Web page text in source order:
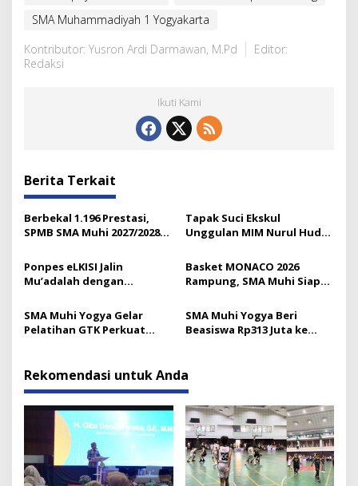
SMA Muhammadiyah 1 Yogyakarta
Kontributor: Yusron Ardi Darmawan, M.Pd
Editor:
Redaksi
Ikuti Kami
Berita Terkait
Berbekal 1.196 Prestasi,
SPMB SMA Muhi 2027/2028
Tapak Suci Ekskul
Unggulan MIM Nurul Huda
Ponpes eLKISI Jalin
Mu’adalah dengan
Basket MONACO 2026
Rampung, SMA Muhi Siap
SMA Muhi Yogya Gelar
Pelatihan GTK Perkuat
SMA Muhi Yogya Beri
Beasiswa Rp313 Juta ke
Rekomendasi untuk Anda